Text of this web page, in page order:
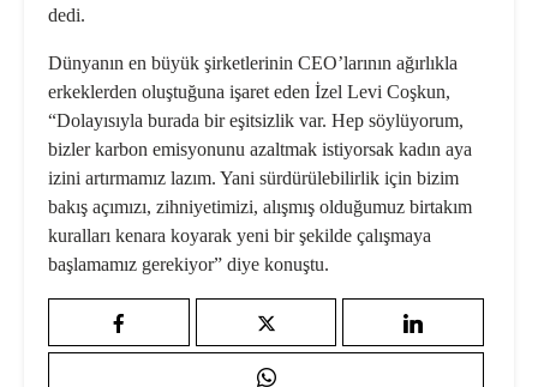
dedi.
Dünyanın en büyük şirketlerinin CEO’larının ağırlıkla
erkeklerden oluştuğuna işaret eden İzel Levi Coşkun,
“Dolayısıyla burada bir eşitsizlik var. Hep söylüyorum,
bizler karbon emisyonunu azaltmak istiyorsak kadın aya
izini artırmamız lazım. Yani sürdürülebilirlik için bizim
bakış açımızı, zihniyetimizi, alışmış olduğumuz birtakım
kuralları kenara koyarak yeni bir şekilde çalışmaya
başlamamız gerekiyor” diye konuştu.